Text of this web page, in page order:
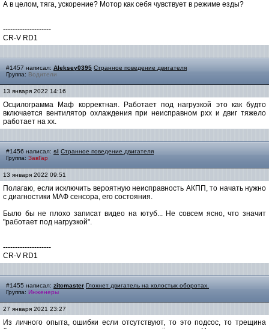
А в целом, тяга, ускорение? Мотор как себя чувствует в режиме езды?
--------------------
CR-V RD1
#1457 написал: Aleksey0395 Странное поведение двигателя
Группа: Водители
13 января 2022 14:16
Осцилограмма Маф корректная. Работает под нагрузкой это как будто
включается вентилятор охлаждения при неисправном рхх и двиг тяжело
работает на хх.
#1456 написал: sl Странное поведение двигателя
Группа: ЗавГар
13 января 2022 09:51
Полагаю, если исключить вероятную неисправность АКПП, то начать нужно
с диагностики МАФ сенсора, его состояния.
Было бы не плохо записат видео на ютуб... Не совсем ясно, что значит
"работает под нагрузкой".
--------------------
CR-V RD1
#1455 написал: zitcmaster Глохнет двигатель на холостых оборотах.
Группа: Инженеры
27 января 2021 23:27
Из личного опыта, ошибки если отсутствуют, то это подсос, то трещина